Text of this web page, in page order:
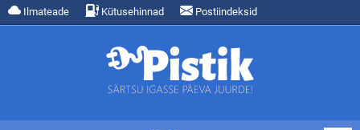
Ilmateade Kütusehinnad Postiindeksid